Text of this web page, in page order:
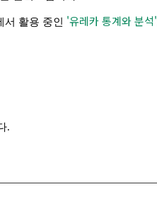
활용 중인 '유레카 통계와 분석'
.